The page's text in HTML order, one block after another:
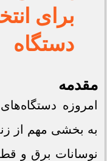
برای
دستگاه
مقدمه
امروزه
به بخشی مهم از
نوسانات برق و